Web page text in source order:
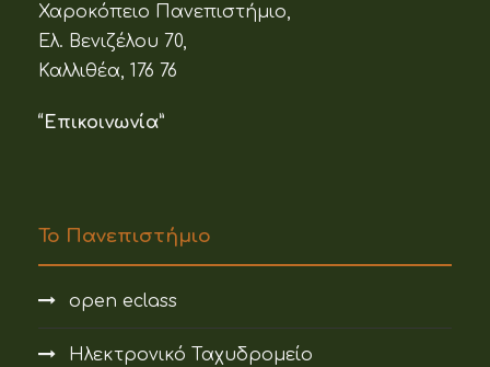
Χαροκόπειο Πανεπιστήμιο,
Ελ. Βενιζέλου 70,
Καλλιθέα, 176 76
“Επικοινωνία”
Το Πανεπιστήμιο
open eclass
Ηλεκτρονικό Ταχυδρομείο